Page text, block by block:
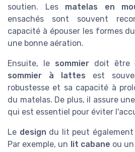
soutien. Les matelas en
ensachés sont souvent
capacité à épouser les formes
une bonne aération.
Ensuite, le sommierdoit être
sommier à lattes est
robustesse et sa capacité à
du matelas. De plus, il assure
qui est essentiel pour éviter
Le design du lit peut
Par exemple, un lit cabane ou un